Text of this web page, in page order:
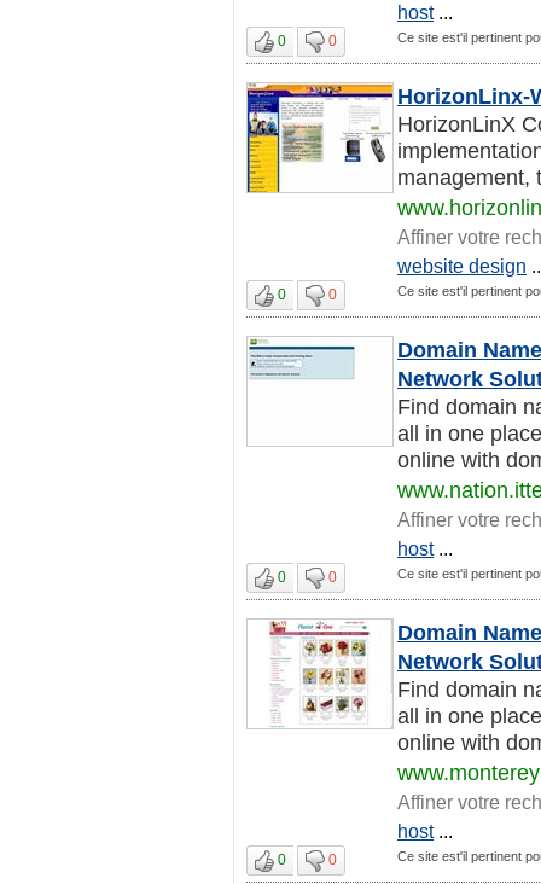
host...
0 0 Ce site est'il pertinent
HorizonLinx-
HorizonLinX
management,
Affiner votre
website design
0 0 Ce site est'il pertinent
Domain
Network
Find domain
all in one
online with
Affiner votre
host...
0 0 Ce site est'il pertinent
Domain
Network
Find domain
all in one
online with
Affiner votre
host...
0 0 Ce site est'il pertinent